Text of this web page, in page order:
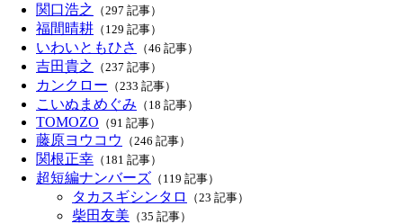
関口浩之 （297 記事）
福間晴耕 （129 記事）
いわいともひさ （46 記事）
吉田貴之 （237 記事）
カンクロー （233 記事）
こいぬまめぐみ （18 記事）
TOMOZO （91 記事）
藤原ヨウコウ （246 記事）
関根正幸 （181 記事）
超短編ナンバーズ （119 記事）
タカスギシンタロ （23 記事）
柴田友美 （35 記事）